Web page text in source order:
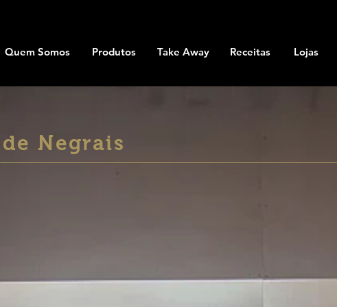
Quem Somos Produtos Take Away Receitas Lojas
Negrais